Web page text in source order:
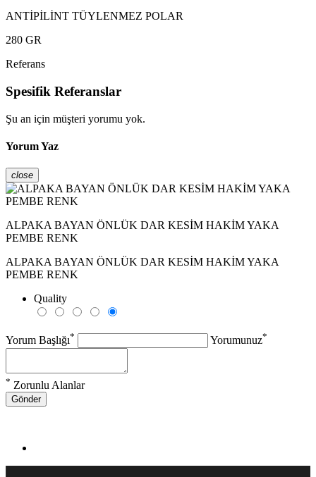
ANTİPİLİNT TÜYLENMEZ POLAR
280 GR
Referans
Spesifik Referanslar
Şu an için müşteri yorumu yok.
Yorum Yaz
close
ALPAKA BAYAN ÖNLÜK DAR KESİM HAKİM YAKA
PEMBE RENK
ALPAKA BAYAN ÖNLÜK DAR KESİM HAKİM YAKA
PEMBE RENK
Quality
Yorum Başlığı* Yorumunuz*
* Zorunlu Alanlar
Gönder